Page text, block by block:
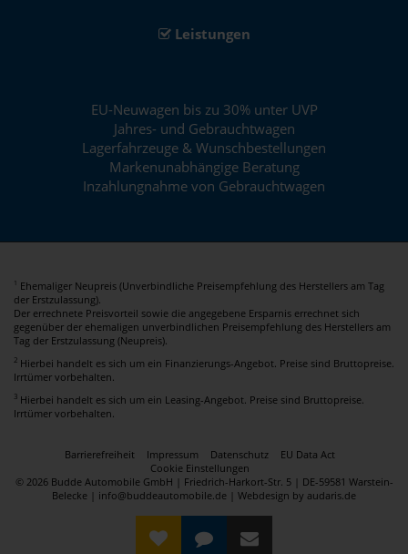
Leistungen
EU-Neuwagen bis zu 30% unter UVP
Jahres- und Gebrauchtwagen
Lagerfahrzeuge & Wunschbestellungen
Markenunabhängige Beratung
Inzahlungnahme von Gebrauchtwagen
1
Ehemaliger Neupreis (Unverbindliche Preisempfehlung des Herstellers am Tag
der Erstzulassung).
Der errechnete Preisvorteil sowie die angegebene Ersparnis errechnet sich
gegenüber der ehemaligen unverbindlichen Preisempfehlung des Herstellers am
Tag der Erstzulassung (Neupreis).
2 Hierbei handelt es sich um ein Finanzierungs-Angebot. Preise sind Bruttopreise.
Irrtümer vorbehalten.
3 Hierbei handelt es sich um ein Leasing-Angebot. Preise sind Bruttopreise.
Irrtümer vorbehalten.
Barrierefreiheit Impressum Datenschutz
EU Data Act
Cookie Einstellungen
© 2026 Budde Automobile GmbH | Friedrich-Harkort-Str. 5 | DE-59581 Warstein-
Belecke | info@buddeautomobile.de | Webdesign by audaris.de